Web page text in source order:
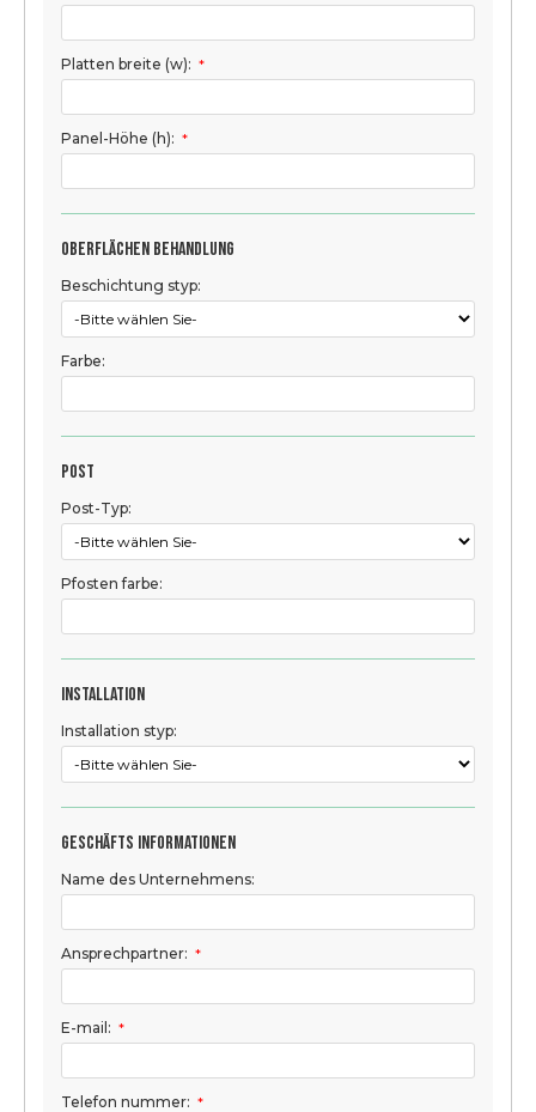
Platten breite (w): *
Panel-Höhe (h): *
Oberflächen behandlung
Beschichtung styp:
Farbe:
Post
Post-Typ:
Pfosten farbe:
Installation
Installation styp:
Geschäfts informationen
Name des Unternehmens:
Ansprechpartner: *
E-mail: *
Telefon nummer: *